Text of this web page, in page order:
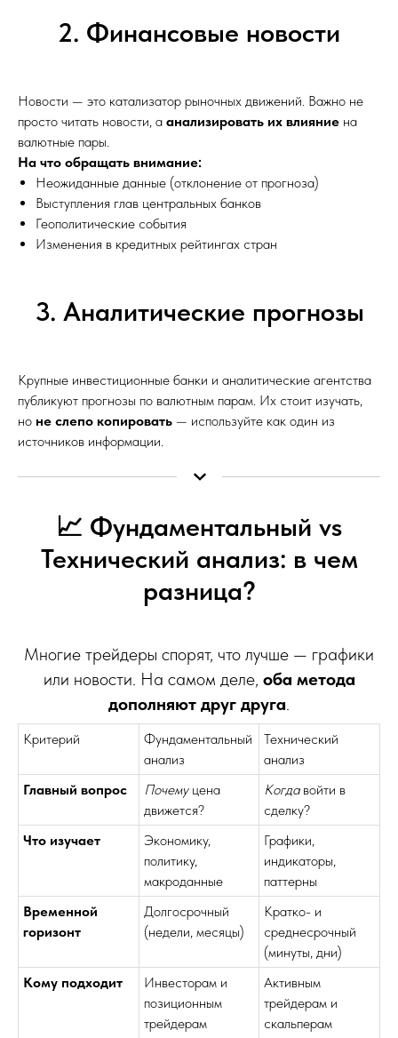
2. Финансовые новости
Новости — это катализатор рыночных движений. Важно не
просто читать новости, а анализировать их влияние на
валютные пары.
На что обращать внимание:
Неожиданные данные (отклонение от прогноза)
Выступления глав центральных банков
Геополитические события
Изменения в кредитных рейтингах стран
3. Аналитические прогнозы
Крупные инвестиционные банки и аналитические агентства
публикуют прогнозы по валютным парам. Их стоит изучать,
но не слепо копировать — используйте как один из
источников информации.
📈 Фундаментальный vs
Технический анализ: в чем
разница?
Многие трейдеры спорят, что лучше — графики
или новости. На самом деле, оба метода
дополняют друг друга.
Критерий
Фундаментальный
анализ
Технический
анализ
Главный вопрос
Почемуцена
движется?
Когдавойти в
сделку?
Что изучает
Экономику,
политику,
макроданные
Графики,
индикаторы,
паттерны
Временной
горизонт
Долгосрочный
(недели, месяцы)
Кратко- и
среднесрочный
(минуты, дни)
Кому подходит
Инвесторам и
позиционным
трейдерам
Активным
трейдерам и
скальперам